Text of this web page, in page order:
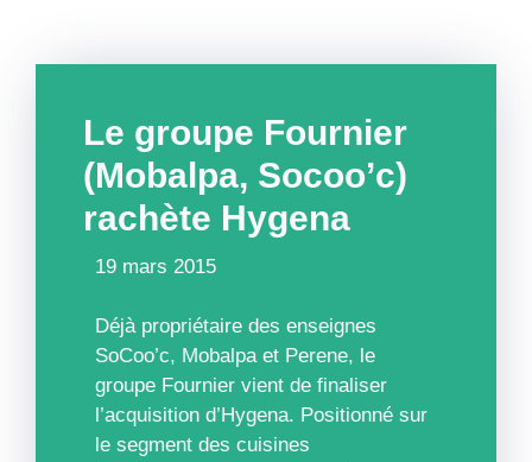
Le groupe Fournier
(Mobalpa, Socoo’c)
rachète Hygena
19 mars 2015
Déjà propriétaire des enseignes
SoCoo’c, Mobalpa et Perene, le
groupe Fournier vient de finaliser
l’acquisition d’Hygena. Positionné sur
le segment des cuisines